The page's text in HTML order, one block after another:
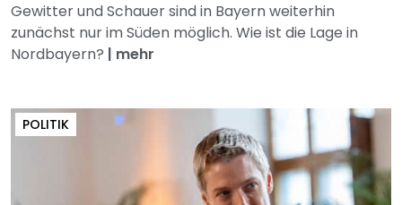
Gewitter und Schauer sind in Bayern weiterhin
zunächst nur im Süden möglich. Wie ist die Lage in
Nordbayern? | mehr
POLITIK